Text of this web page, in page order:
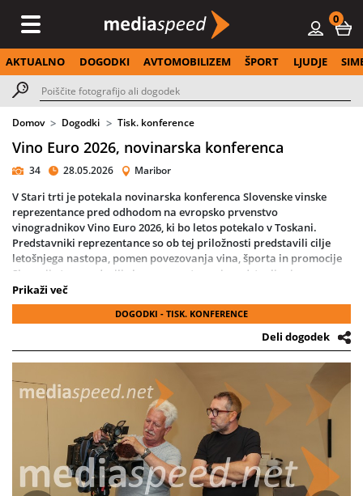
0
AKTUALNO DOGODKI AVTOMOBILIZEM ŠPORT LJUDJE
Domov Dogodki Tisk. konference
Vino Euro 2026, novinarska konferenca
34 28.05.2026 Maribor
V Stari trti je potekala novinarska konferenca Slovenske vinske
reprezentance pred odhodom na evropsko prvenstvo
vinogradnikov Vino Euro 2026, ki bo letos potekalo v Toskani.
Predstavniki reprezentance so ob tej priložnosti predstavili cilje
letošnjega nastopa, pomen povezovanja vina, športa in promocije
Slovenije ter poudarili vlogo prvenstva pri predstavljanju
slovenskih vin in vinarske tradicije v mednarodnem prostoru.
O pričakovanjih pred prvenstvom so spregovorili predsednik
reprezentance Danilo Steyer, selektor Robi Fišer, športni direktor
Marko Toplak ter direktor podjetja JAKO Slovenija Bogdan Šuput.
Dogodek je zaznamoval tudi podpis pogodbe o nadaljevanju
sodelovanja med vinsko reprezentanco in podjetjem JAKO
Slovenija, ki ostaja uradni opremljevalec ekipe.
Slovenska vinska reprezentanca se bo med 2. in 7. junijem v Toskani
pomerila z močno mednarodno konkurenco, ob športnem delu
prvenstva pa bo pomemben poudarek namenjen tudi promociji
Slovenije kot prepoznavne vinske destinacije.
Prikaži več
DOGODKI - TISK. KONFERENCE
Deli dogodek